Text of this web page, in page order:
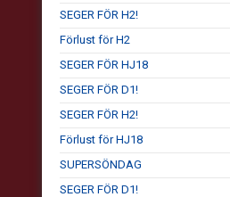
SEGER FÖR H2!
Förlust för H2
SEGER FÖR HJ18
SEGER FÖR D1!
SEGER FÖR H2!
Förlust för HJ18
SUPERSÖNDAG
SEGER FÖR D1!